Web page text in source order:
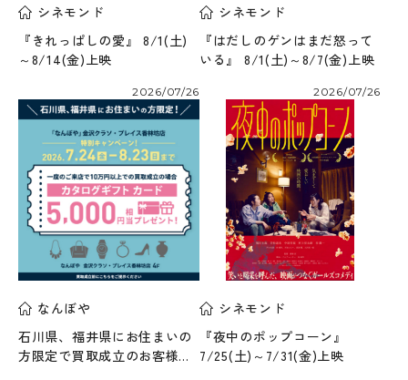
シネモンド
『きれっぱしの愛』 8/1(土)
～8/14(金)上映
2026/07/26
シネモンド
『はだしのゲンはまだ怒って
いる』 8/1(土)～8/7(金)上映
2026/07/26
なんぼや
石川県、福井県にお住まいの
方限定で買取成立のお客様に
シネモンド
『夜中のポップコーン』
7/25(土)～7/31(金)上映